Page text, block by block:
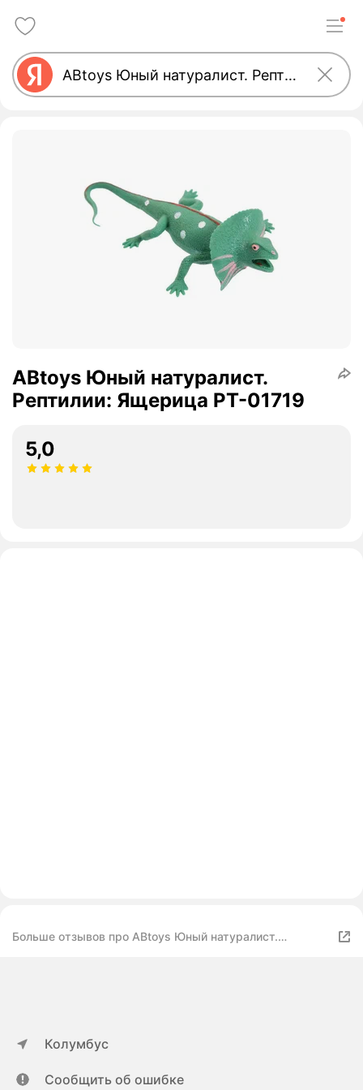
ABtoys Юный натуралист.
Рептилии: Ящерица PT-01719
5,0
Больше отзывов про ABtoys Юный натуралист.
Колумбус
Сообщить об ошибке